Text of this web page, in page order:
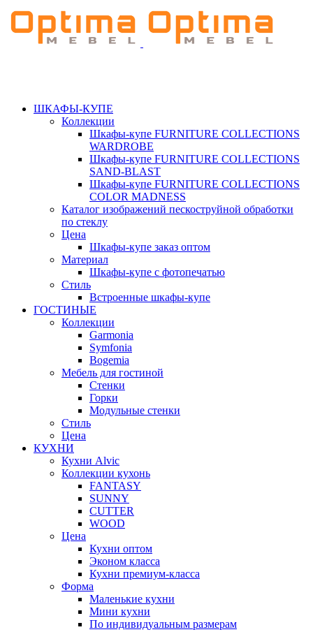
ШКАФЫ-КУПЕ
Коллекции
Шкафы-купе FURNITURE COLLECTIONS
WARDROBE
Шкафы-купе FURNITURE COLLECTIONS
SAND-BLAST
Шкафы-купе FURNITURE COLLECTIONS
COLOR MADNESS
Каталог изображений пескоструйной обработки
по стеклу
Цена
Шкафы-купе заказ оптом
Материал
Шкафы-купе с фотопечатью
Стиль
Встроенные шкафы-купе
ГОСТИНЫЕ
Коллекции
Garmonia
Symfonia
Bogemia
Мебель для гостиной
Стенки
Горки
Модульные стенки
Стиль
Цена
КУХНИ
Кухни Alvic
Коллекции кухонь
FANTASY
SUNNY
CUTTER
WOOD
Цена
Кухни оптом
Эконом класса
Кухни премиум-класса
Форма
Маленькие кухни
Мини кухни
По индивидуальным размерам